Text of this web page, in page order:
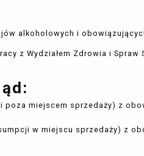
alkoholowych i
z Wydziałem Zdrowia i Spraw
miejscem sprzedaży) z
w miejscu sprzedaży) z